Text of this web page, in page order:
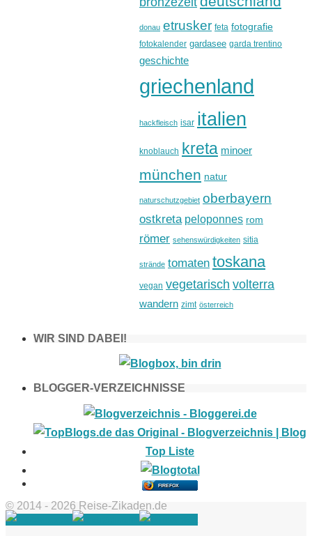
donau etrusker feta fotografie
fotokalender gardasee garda trentino
geschichte
griechenland
hackfleisch isar italien
knoblauch kreta minoer
münchen natur
naturschutzgebiet oberbayern
ostkreta peloponnes rom
römer sehenswürdigkeiten sitia
strände tomaten toskana
vegan vegetarisch volterra
wandern zimt österreich
WIR SIND DABEI!
BLOGGER-VERZEICHNISSE
FIREFOX
© 2014 - 2026 Reise-Zikaden.de